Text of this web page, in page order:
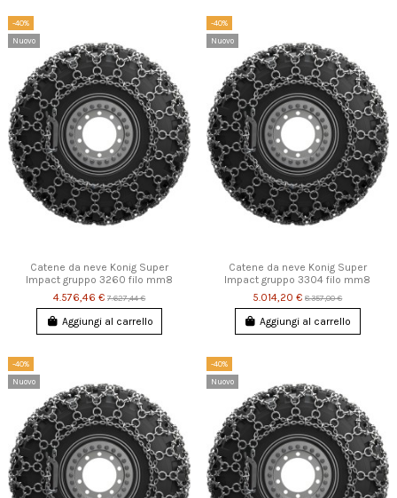
-40%
Nuovo
Catene da neve Konig Super
Impact gruppo 3260 filo mm8
4.576,46 €7.627,44 €
Aggiungi al carrello
-40%
Nuovo
Catene da neve Konig Super
Impact gruppo 3304 filo mm8
5.014,20 €8.357,00 €
Aggiungi al carrello
-40%
Nuovo
-40%
Nuovo